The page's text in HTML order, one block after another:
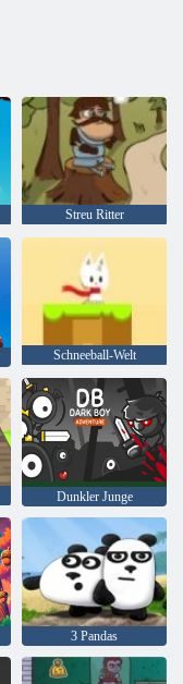
Streu Ritter
Schneeball-Welt
Dunkler Junge
3 Pandas